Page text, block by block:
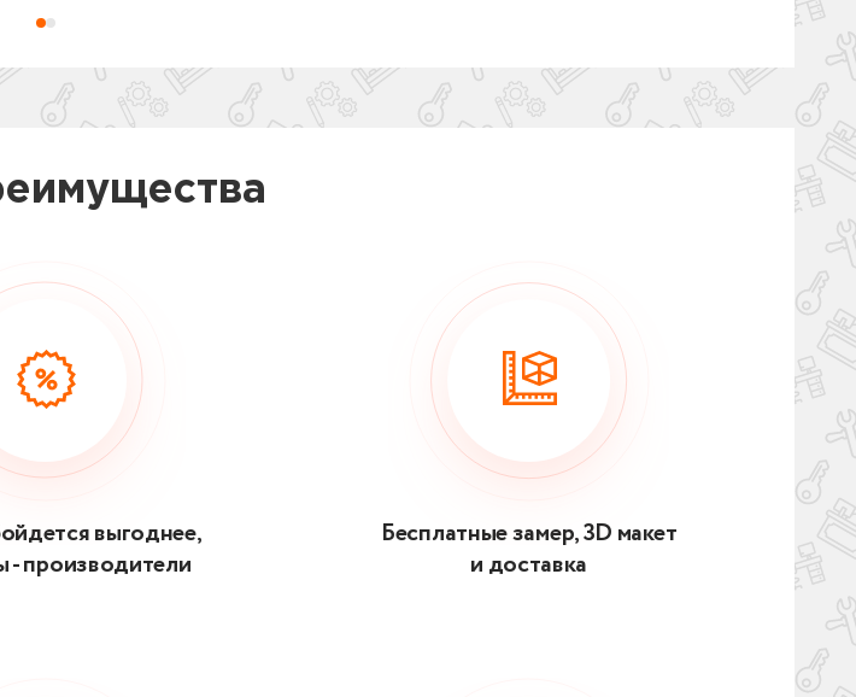
выгоднее,
- производители
Бесплатные замер, 3D макет
и доставка